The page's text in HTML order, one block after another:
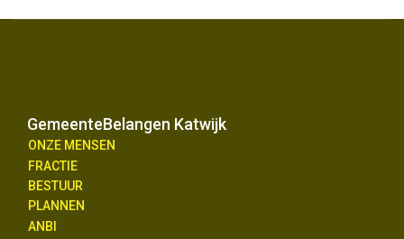
GemeenteBelangen Katwijk
ONZE MENSEN
FRACTIE
BESTUUR
PLANNEN
ANBI